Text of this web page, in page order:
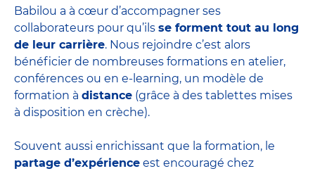
Babilou a à cœur d’accompagner ses
collaborateurs pour qu’ils se forment tout au long
de leur carrière. Nous rejoindre c’est alors
bénéficier de nombreuses formations en atelier,
conférences ou en e-learning, un modèle de
formation à distance (grâce à des tablettes mises
à disposition en crèche).
Souvent aussi enrichissant que la formation, le
partage d’expérience est encouragé chez